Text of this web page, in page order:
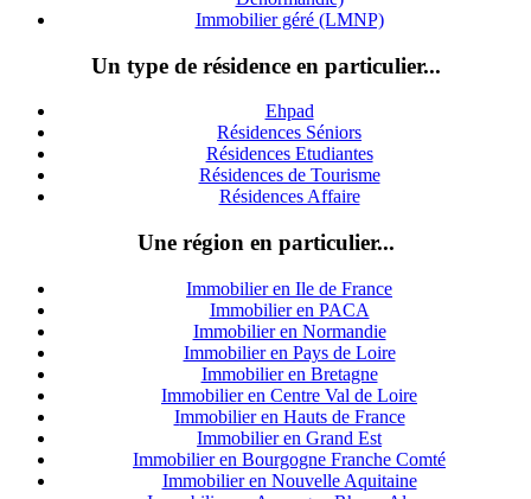
Immobilier géré (LMNP)
Un type de résidence en particulier...
Ehpad
Résidences Séniors
Résidences Etudiantes
Résidences de Tourisme
Résidences Affaire
Une région en particulier...
Immobilier en Ile de France
Immobilier en PACA
Immobilier en Normandie
Immobilier en Pays de Loire
Immobilier en Bretagne
Immobilier en Centre Val de Loire
Immobilier en Hauts de France
Immobilier en Grand Est
Immobilier en Bourgogne Franche Comté
Immobilier en Nouvelle Aquitaine